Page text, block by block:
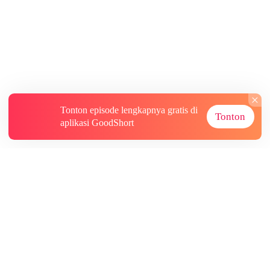
Tonton episode lengkapnya gratis di
aplikasi GoodShort
Tonton